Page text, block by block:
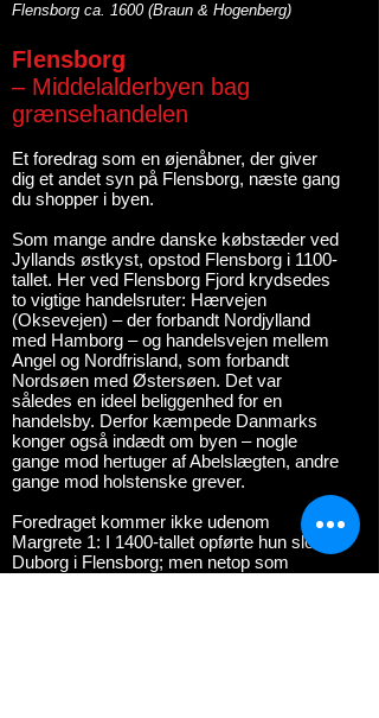
Flensborg ca. 1600 (Braun & Hogenberg)
Flensborg
– Middelalderbyen bag
grænsehandelen
Et foredrag som en øjenåbner, der giver
dig et andet syn på Flensborg, næste gang
du shopper i byen.
Som mange andre danske købstæder ved
Jyllands østkyst, opstod Flensborg i 1100-
tallet. Her ved Flensborg Fjord krydsedes
to vigtige handelsruter: Hærvejen
(Oksevejen) – der forbandt Nordjylland
med Hamborg – og handelsvejen mellem
Angel og Nordfrisland, som forbandt
Nordsøen med Østersøen. Det var
således en ideel beliggenhed for en
handelsby. Derfor kæmpede Danmarks
konger også indædt om byen – nogle
gange mod hertuger af Abelslægten, andre
gange mod holstenske grever.
Foredraget kommer ikke udenom
Margrete 1: I 1400-tallet opførte hun slottet
Duborg i Flensborg; men netop som